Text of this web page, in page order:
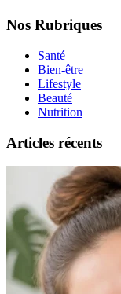
Nos Rubriques
Santé
Bien-être
Lifestyle
Beauté
Nutrition
Articles récents